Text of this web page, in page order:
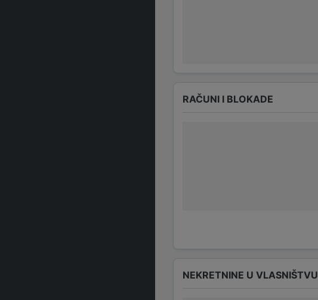
RAČUNI I BLOKADE
NEKRETNINE U VLASNIŠTVU